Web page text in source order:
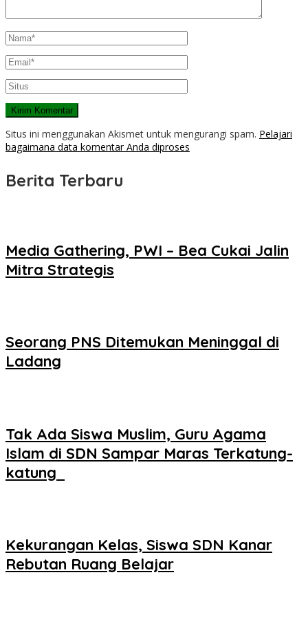
Situs ini menggunakan Akismet untuk mengurangi spam. Pelajari
bagaimana data komentar Anda diproses
Berita Terbaru
Media Gathering, PWI – Bea Cukai Jalin
Mitra Strategis
Seorang PNS Ditemukan Meninggal di
Ladang
Tak Ada Siswa Muslim, Guru Agama
Islam di SDN Sampar Maras Terkatung-
katung ‎
Kekurangan Kelas, Siswa SDN Kanar
Rebutan Ruang Belajar